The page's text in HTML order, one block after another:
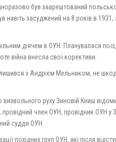
був заарештований
навіть засуджений на 8 років в
діячем в ОУН. Планувалася
війна внесла свої корективи.
з Андрієм Мельником, не
визвольного руху Зиновій Книш
провідний член ОУН, провідник ОУН у
суддя ОУН.
похідних груп ОУН, які після